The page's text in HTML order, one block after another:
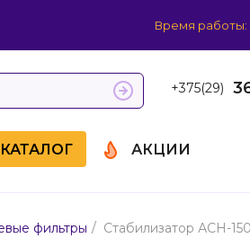
Время работы:
+375(29)
КАТАЛОГ АКЦИИ
фильтры / Стабилизатор АСН-